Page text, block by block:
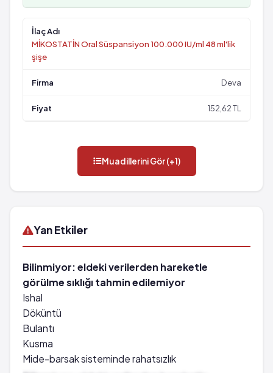
MİKOSTATİN Oral Süspansiyon 100.000 IU/ml 48 ml'lik
şişe
Deva
152,62 TL
Muadillerini Gör (+1)
Yan Etkiler
Bilinmiyor: eldeki verilerden hareketle
görülme sıklığı tahmin edilemiyor
Ishal
Döküntü
Bulantı
Kusma
Mide-barsak sisteminde rahatsızlık